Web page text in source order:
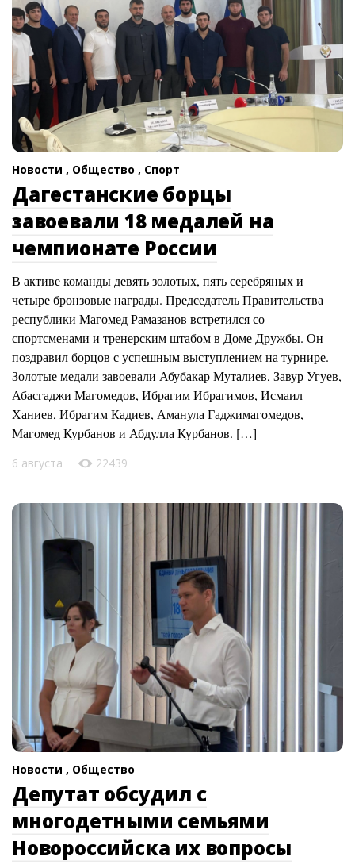
Новости , Общество , Спорт
Дагестанские борцы
завоевали 18 медалей на
чемпионате России
В активе команды девять золотых, пять серебряных и
четыре бронзовые награды. Председатель Правительства
республики Магомед Рамазанов встретился со
спортсменами и тренерским штабом в Доме Дружбы. Он
поздравил борцов с успешным выступлением на турнире.
Золотые медали завоевали Абубакар Муталиев, Завур Угуев,
Абасгаджи Магомедов, Ибрагим Ибрагимов, Исмаил
Ханиев, Ибрагим Кадиев, Аманула Гаджимагомедов,
Магомед Курбанов и Абдулла Курбанов. […]
6 августа 22439
Новости , Общество
Депутат обсудил с
многодетными семьями
Новороссийска их вопросы